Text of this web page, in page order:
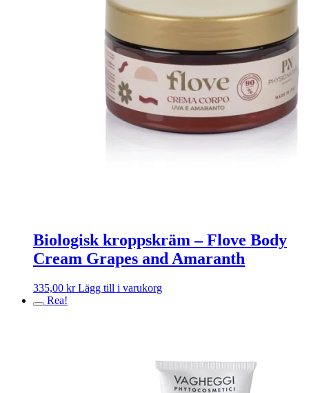
Biologisk kroppskräm – Flove Body
Cream Grapes and Amaranth
335,00 kr Lägg till i varukorg
Rea!